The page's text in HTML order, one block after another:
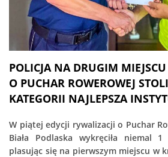
POLICJA NA DRUGIM
O PUCHAR ROWEROWEJ
KATEGORII NAJLEPSZA
W piątej edycji rywalizacji o Puchar
Biała Podlaska wykręciła niemal
plasując się na pierwszym miejscu w